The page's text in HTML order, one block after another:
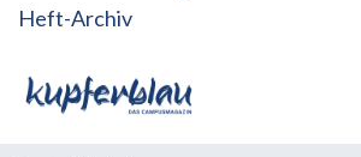
Heft-Archiv